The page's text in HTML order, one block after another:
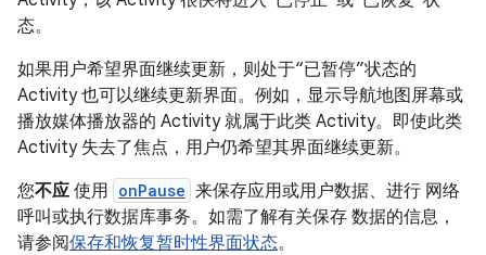
态。
如果用户希望界面继续更新，则处于“已暂停”状态的
Activity 也可以继续更新界面。例如，显示导航地图屏幕或
播放媒体播放器的 Activity 就属于此类 Activity。即使此类
Activity 失去了焦点，用户仍希望其界面继续更新。
您不应 使用 onPause 来保存应用或用户数据、进行 网络
呼叫或执行数据库事务。如需了解有关保存 数据的信息，
请参阅保存和恢复暂时性界面状态。